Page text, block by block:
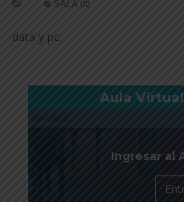
SALA 02
data y pc.
Aula Virtual
Ingresar al